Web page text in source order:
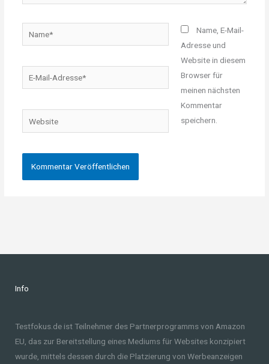
Mail-
Website
Name, E-Mail-
Adresse und
Website in diesem
Browser für
meinen nächsten
Kommentar
speichern.
Info
Testfokus.de ist Teilnehmer des Partnerprogramms von Amazon
EU, das zur Bereitstellung eines Mediums für Websites konzipiert
wurde, mittels dessen durch die Platzierung von Werbeanzeigen